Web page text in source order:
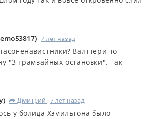
) 7 лет назад
Валттери-то
"3 трамвайных остановки". Так
) R Дмитрий 7 лет назад
у болида Хэмильтона было